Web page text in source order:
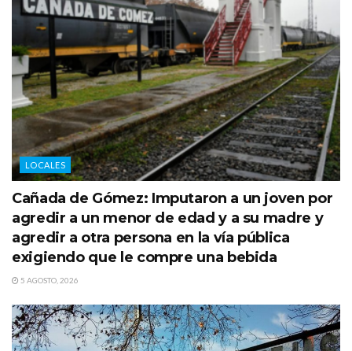
LOCALES
Cañada de Gómez: Imputaron a un joven por
agredir a un menor de edad y a su madre y
agredir a otra persona en la vía pública
exigiendo que le compre una bebida
5 AGOSTO, 2026